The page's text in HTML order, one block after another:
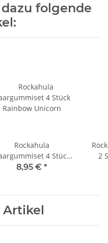
folgende
Rockahula
4 Stück
Rainbow Unicorn
8,95 € *
2